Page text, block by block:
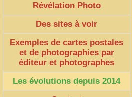
Révélation Photo
Des sites à voir
Exemples de cartes postales
et de photographies par
éditeur et photographes
Les évolutions depuis 2014